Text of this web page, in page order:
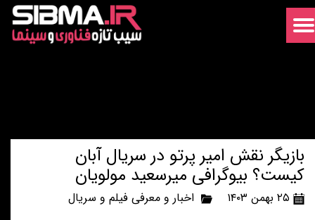
بازیگر نقش امیر پرتو در سریال آبان
کیست؟ بیوگرافی میرسعید مولویان
۲۵ بهمن ۱۴۰۳ اخبار و معرفی فیلم و سریال